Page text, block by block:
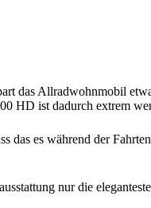
das Allradwohnmobil
HD ist dadurch extrem
das es während der
nur die